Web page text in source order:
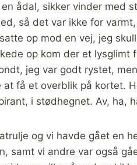
ådal, sikker vinder med
så det var ikke for
op mod en vej, jeg
op kom der et
jeg var godt rystet,
få et overblik på kortet.
i stødhegnet. Av, ha,
og vi havde gået en
samt vi andre var også